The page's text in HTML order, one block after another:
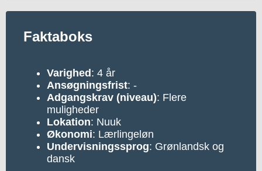
Faktaboks
Varighed: 4 år
Ansøgningsfrist: -
Adgangskrav (niveau): Flere
muligheder
Lokation: Nuuk
Økonomi: Lærlingeløn
Undervisningssprog: Grønlandsk og
dansk